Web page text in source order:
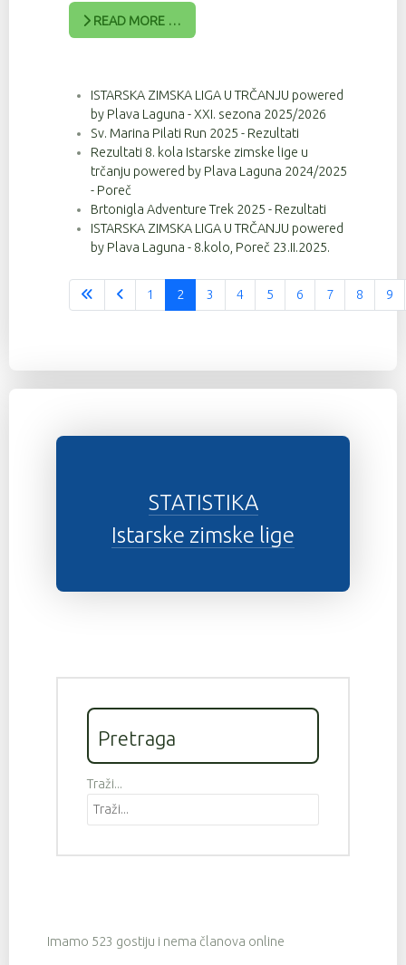
READ MORE …
ISTARSKA ZIMSKA LIGA U TRČANJU powered
by Plava Laguna - XXI. sezona 2025/2026
Sv. Marina Pilati Run 2025 - Rezultati
Rezultati 8. kola Istarske zimske lige u
trčanju powered by Plava Laguna 2024/2025
- Poreč
Brtonigla Adventure Trek 2025 - Rezultati
ISTARSKA ZIMSKA LIGA U TRČANJU powered
by Plava Laguna - 8.kolo, Poreč 23.II.2025.
Stranica 2 od 37
1 2 3 4 5 6 7 8 9
STATISTIKA
Istarske zimske lige
Pretraga
Traži...
Imamo 523 gostiju i nema članova online